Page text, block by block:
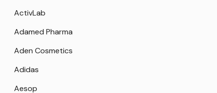
ActivLab
Adamed Pharma
Aden Cosmetics
Adidas
Aesop